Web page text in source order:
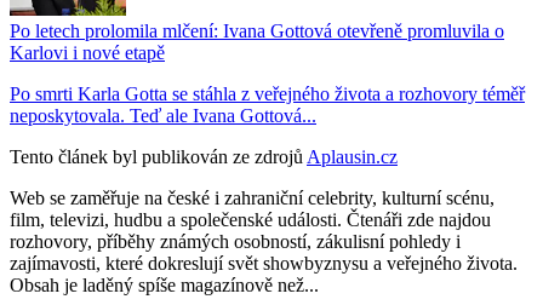
Po letech prolomila mlčení: Ivana Gottová otevřeně promluvila o
Karlovi i nové etapě
Po smrti Karla Gotta se stáhla z veřejného života a rozhovory téměř
neposkytovala. Teď ale Ivana Gottová...
Tento článek byl publikován ze zdrojů Aplausin.cz
Web se zaměřuje na české i zahraniční celebrity, kulturní scénu,
film, televizi, hudbu a společenské události. Čtenáři zde najdou
rozhovory, příběhy známých osobností, zákulisní pohledy i
zajímavosti, které dokreslují svět showbyznysu a veřejného života.
Obsah je laděný spíše magazínově než...